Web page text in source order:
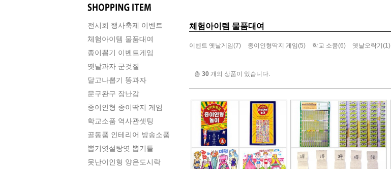
전시회 행사축제 이벤트
체험아이템 물품대여
종이뽑기 이벤트게임
옛날과자 군것질
달고나뽑기 똥과자
문구완구 장난감
종이인형 종이딱지 게임
학교소품 역사관셋팅
골동품 인테리어 방송소품
뽑기엿설탕엿 뽑기틀
못난이인형 양은도시락
체험아이템 물품대여
이벤트 옛날게임(7) 종이인형딱지 게임(5) 학교 소품(6) 옛날오락기 (1)
총 30 개의 상품이 있습니다.